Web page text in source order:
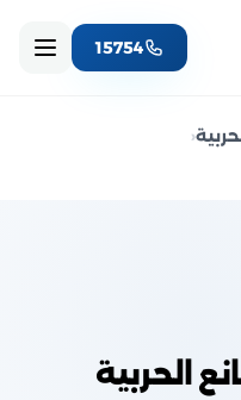
15754
‹
الحربية